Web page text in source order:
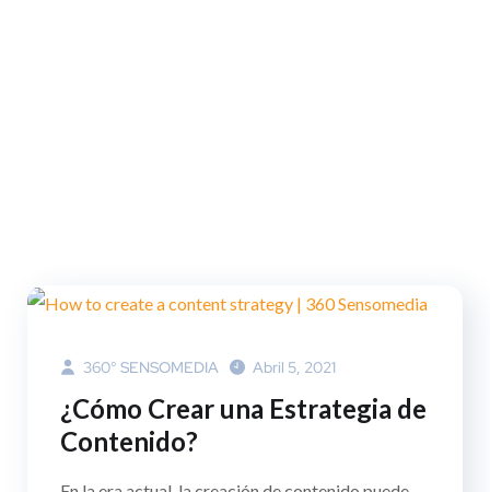
360° SENSOMEDIA Abril 5, 2021
¿Cómo Crear una Estrategia de
Contenido?